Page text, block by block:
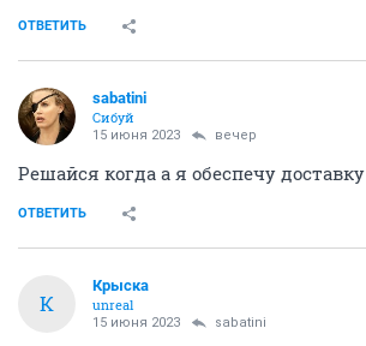
ОТВЕТИТЬ
sabatini
Сибуй
15 июня 2023 вечер
Решайся когда а я обеспечу доставку
ОТВЕТИТЬ
К
Крыска
unreal
15 июня 2023 sabatini